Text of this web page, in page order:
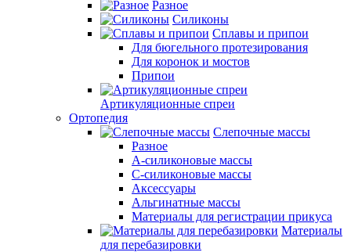
Разное
Силиконы
Сплавы и припои
Для бюгельного протезирования
Для коронок и мостов
Припои
Артикуляционные спреи
Ортопедия
Слепочные массы
Разное
А-силиконовые массы
С-силиконовые массы
Аксессуары
Альгинатные массы
Материалы для регистрации прикуса
Материалы
для перебазировки